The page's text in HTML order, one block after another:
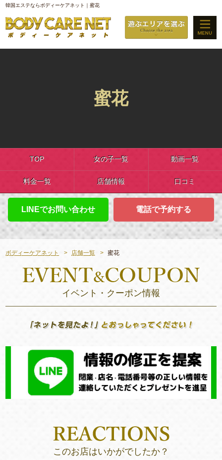
韓国エステならボディーケアネット｜蜜花
蜜花
TOP 女の子一覧 動画一覧
料金一覧 店舗情報 口コミ
LINEでお問い合わせ 電話で予約する
ボディーケアネット 店舗一覧 蜜花
イベント・クーポン情報
このお店はいかがでしたか？